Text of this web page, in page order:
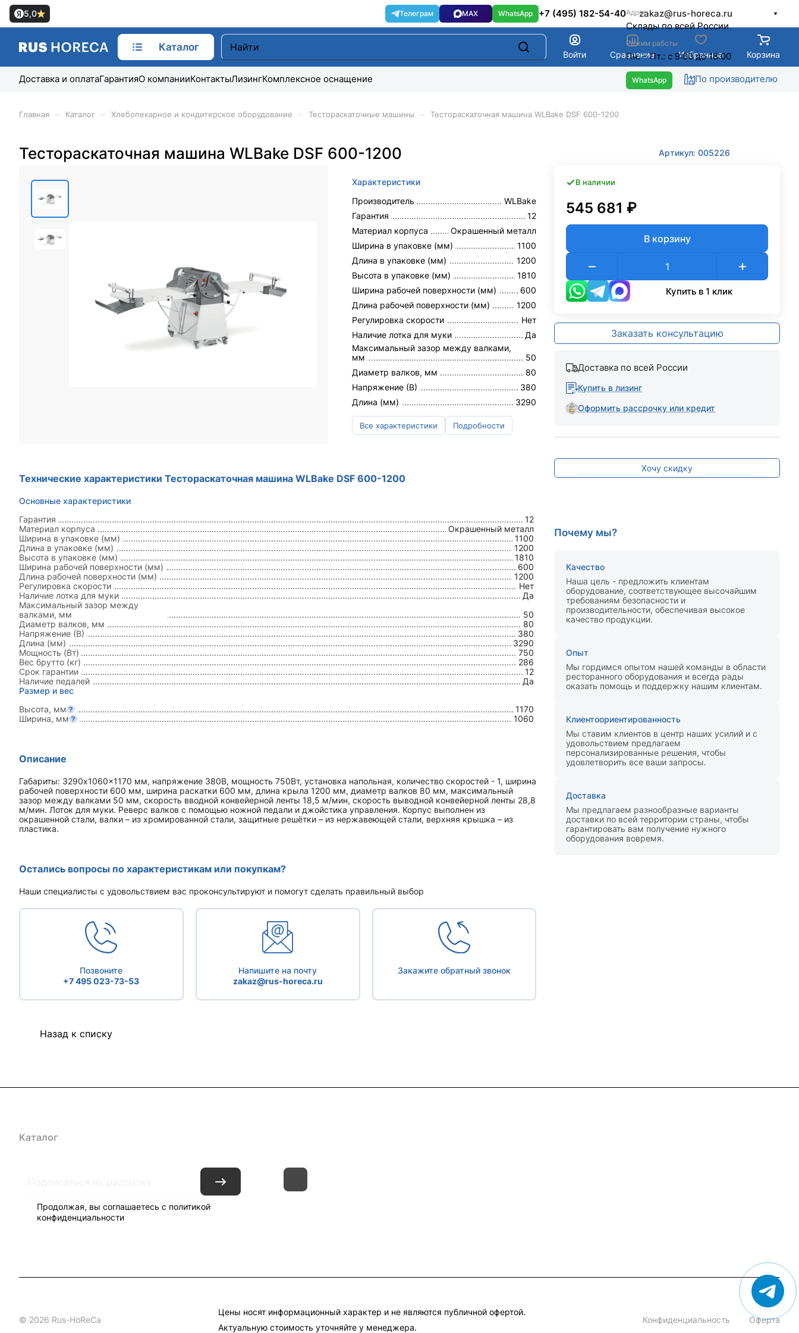
5,0 zakaz@rus-horeca.ru
+7 (495) 182-54-40Адрес
Cклады по всей России
Режим работы
Пн. – Пт.: с 9:00 до 18:00
Каталог
Войти Сравнение Избранное Корзина
Доставка и оплатаГарантияО компанииКонтактыЛизингКомплексное оснащение По производителю
Главная Каталог Хлебопекарное и кондитерское оборудование Тестораскаточные машины Тестораскаточная машина WLBake DSF 600-1200
Тестораскаточная машина WLBake DSF 600-1200 Артикул: 005226
Характеристики
Производитель
WLBake
Гарантия
12
Материал корпуса
Окрашенный металл
Ширина в упаковке (мм)
1100
Длина в упаковке (мм)
1200
Высота в упаковке (мм)
1810
Ширина рабочей поверхности (мм)
600
Длина рабочей поверхности (мм)
1200
Регулировка скорости
Нет
Наличие лотка для муки
Да
Максимальный зазор между валками,
мм
50
Диаметр валков, мм
80
Напряжение (В)
380
Длина (мм)
3290
Все характеристики Подробности
Технические характеристики Тестораскаточная машина WLBake DSF 600-1200
Основные характеристики
Гарантия
12
Материал корпуса
Окрашенный металл
Ширина в упаковке (мм)
1100
Длина в упаковке (мм)
1200
Высота в упаковке (мм)
1810
Ширина рабочей поверхности (мм)
600
Длина рабочей поверхности (мм)
1200
Регулировка скорости
Нет
Наличие лотка для муки
Да
Максимальный зазор между
валками, мм
50
Диаметр валков, мм
80
Напряжение (В)
380
Длина (мм)
3290
Мощность (Вт)
750
Вес брутто (кг)
286
Срок гарантии
12
Наличие педалей
Да
Размер и вес
Высота, мм
1170
Ширина, мм
1060
Описание
Габариты: 3290x1060x1170 мм, напряжение 380В, мощность 750Вт, установка напольная, количество скоростей - 1, ширина
рабочей поверхности 600 мм, ширина раскатки 600 мм, длина крыла 1200 мм, диаметр валков 80 мм, максимальный
зазор между валками 50 мм, скорость вводной конвейерной ленты 18,5 м/мин, скорость выводной конвейерной ленты 28,8
м/мин. Лоток для муки. Реверс валков с помощью ножной педали и джойстика управления. Корпус выполнен из
окрашенной стали, валки – из хромированной стали, защитные решётки – из нержавеющей стали, верхняя крышка – из
пластика.
Остались вопросы по характеристикам или покупкам?
Наши специалисты с удовольствием вас проконсультируют и помогут сделать правильный выбор
Позвоните
+7 495 023-73-53
Напишите на почту
zakaz@rus-horeca.ru
Закажите обратный звонок
В наличии
545 681 ₽
В корзину
Купить в 1 клик
Заказать консультацию
Доставка по всей России
Купить в лизинг
Оформить рассрочку или кредит
Хочу скидку
Почему мы?
Качество
Наша цель - предложить клиентам
оборудование, соответствующее высочайшим
требованиям безопасности и
производительности, обеспечивая высокое
качество продукции.
Опыт
Мы гордимся опытом нашей команды в области
ресторанного оборудования и всегда рады
оказать помощь и поддержку нашим клиентам.
Клиентоориентированность
Мы ставим клиентов в центр наших усилий и с
удовольствием предлагаем
персонализированные решения, чтобы
удовлетворить все ваши запросы.
Доставка
Мы предлагаем разнообразные варианты
доставки по всей территории страны, чтобы
гарантировать вам получение нужного
оборудования вовремя.
Назад к списку
Каталог
Продолжая, вы соглашаетесь с политикой
конфиденциальности
© 2026 Rus-HoReCa
Цены носят информационный характер и не являются публичной офертой.
Актуальную стоимость уточняйте у менеджера.
Конфиденциальность Оферта